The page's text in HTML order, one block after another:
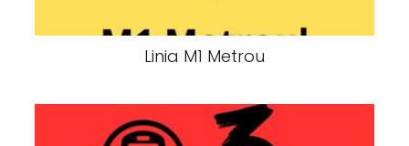
Linia M1 Metrou